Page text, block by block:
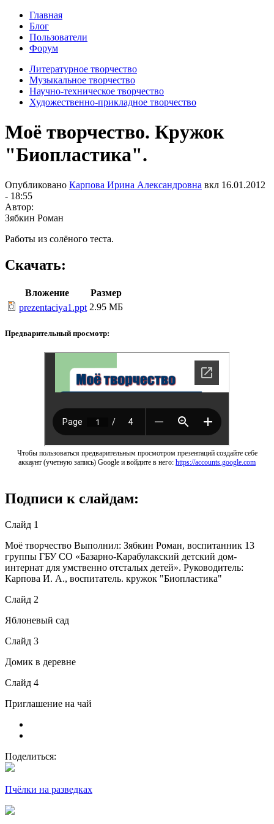
Главная
Блог
Пользователи
Форум
Литературное творчество
Музыкальное творчество
Научно-техническое творчество
Художественно-прикладное творчество
Моё творчество. Кружок
"Биопластика".
Опубликовано Карпова Ирина Александровна вкл 16.01.2012
- 18:55
Автор:
Зябкин Роман
Работы из солёного теста.
Скачать:
Вложение
Размер
prezentaciya1.ppt 2.95 МБ
Предварительный просмотр:
Чтобы пользоваться предварительным просмотром презентаций создайте себе
аккаунт (учетную запись) Google и войдите в него: https://accounts.google.com
Подписи к слайдам:
Слайд 1
Моё творчество Выполнил: Зябкин Роман, воспитанник 13
группы ГБУ СО «Базарно-Карабулакский детский дом-
интернат для умственно отсталых детей». Руководитель:
Карпова И. А., воспитатель. кружок "Биопластика"
Слайд 2
Яблоневый сад
Слайд 3
Домик в деревне
Слайд 4
Приглашение на чай
Поделиться:
Пчёлки на разведках